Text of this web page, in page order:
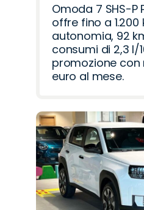
Omoda 7 SHS-P
offre fino a 1.200
autonomia, 92
consumi di 2,3 l/
promozione con
euro al mese.